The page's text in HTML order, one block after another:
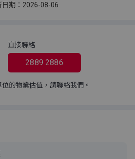
日期：2026-08-06
直接聯絡
2889 2886
的物業估值，請聯絡我們。